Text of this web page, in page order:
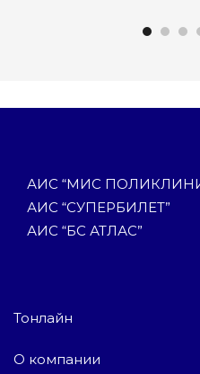
АИС “МИС
АИС “СУПЕРБИЛЕТ”
АИС “БС АТЛАС”
Тонлайн
О компании